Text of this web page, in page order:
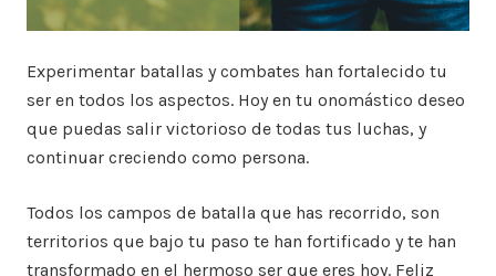
Experimentar batallas y combates han fortalecido tu
ser en todos los aspectos. Hoy en tu onomástico deseo
que puedas salir victorioso de todas tus luchas, y
continuar creciendo como persona.
Todos los campos de batalla que has recorrido, son
territorios que bajo tu paso te han fortificado y te han
transformado en el hermoso ser que eres hoy. Feliz